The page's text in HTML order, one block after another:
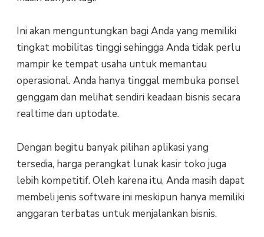
Ini akan menguntungkan bagi Anda yang memiliki
tingkat mobilitas tinggi sehingga Anda tidak perlu
mampir ke tempat usaha untuk memantau
operasional. Anda hanya tinggal membuka ponsel
genggam dan melihat sendiri keadaan bisnis secara
realtime dan uptodate.
Dengan begitu banyak pilihan aplikasi yang
tersedia, harga perangkat lunak kasir toko juga
lebih kompetitif. Oleh karena itu, Anda masih dapat
membeli jenis software ini meskipun hanya memiliki
anggaran terbatas untuk menjalankan bisnis.